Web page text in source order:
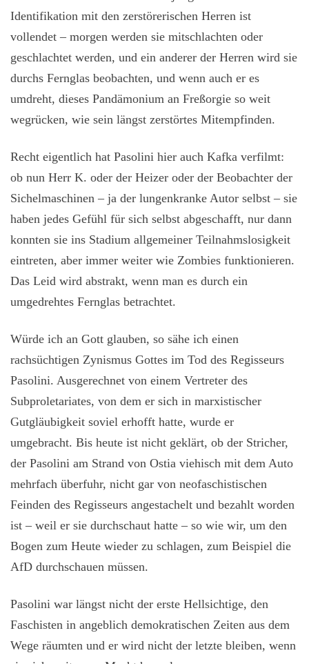
Identifikation mit den zerstörerischen Herren ist
vollendet – morgen werden sie mitschlachten oder
geschlachtet werden, und ein anderer der Herren wird sie
durchs Fernglas beobachten, und wenn auch er es
umdreht, dieses Pandämonium an Freßorgie so weit
wegrücken, wie sein längst zerstörtes Mitempfinden.
Recht eigentlich hat Pasolini hier auch Kafka verfilmt:
ob nun Herr K. oder der Heizer oder der Beobachter der
Sichelmaschinen – ja der lungenkranke Autor selbst – sie
haben jedes Gefühl für sich selbst abgeschafft, nur dann
konnten sie ins Stadium allgemeiner Teilnahmslosigkeit
eintreten, aber immer weiter wie Zombies funktionieren.
Das Leid wird abstrakt, wenn man es durch ein
umgedrehtes Fernglas betrachtet.
Würde ich an Gott glauben, so sähe ich einen
rachsüchtigen Zynismus Gottes im Tod des Regisseurs
Pasolini. Ausgerechnet von einem Vertreter des
Subproletariates, von dem er sich in marxistischer
Gutgläubigkeit soviel erhofft hatte, wurde er
umgebracht. Bis heute ist nicht geklärt, ob der Stricher,
der Pasolini am Strand von Ostia viehisch mit dem Auto
mehrfach überfuhr, nicht gar von neofaschistischen
Feinden des Regisseurs angestachelt und bezahlt worden
ist – weil er sie durchschaut hatte – so wie wir, um den
Bogen zum Heute wieder zu schlagen, zum Beispiel die
AfD durchschauen müssen.
Pasolini war längst nicht der erste Hellsichtige, den
Faschisten in angeblich demokratischen Zeiten aus dem
Wege räumten und er wird nicht der letzte bleiben, wenn